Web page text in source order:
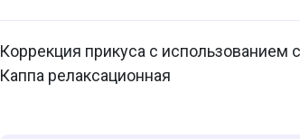
Коррекция прикуса с
Каппа релаксационная